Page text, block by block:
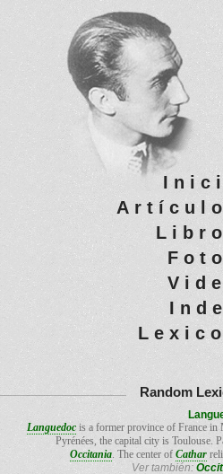
Random
Languedoc is a former province of France in
Pyrénées, the capital city is Toulouse.
Occitania. The center of Cathar
Ver también: